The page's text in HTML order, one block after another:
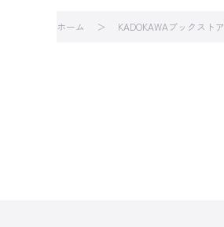
ホーム KADOKAWAブックストア